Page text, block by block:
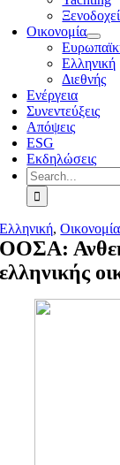
Οικονομία
Ελληνική
Διεθνής
Ενέργεια
Συνεντεύξεις
Απόψεις
ESG
Εκδηλώσεις
Search
for:
Ελληνική,Οικονομία
ΟΟΣΑ:
ελληνικής